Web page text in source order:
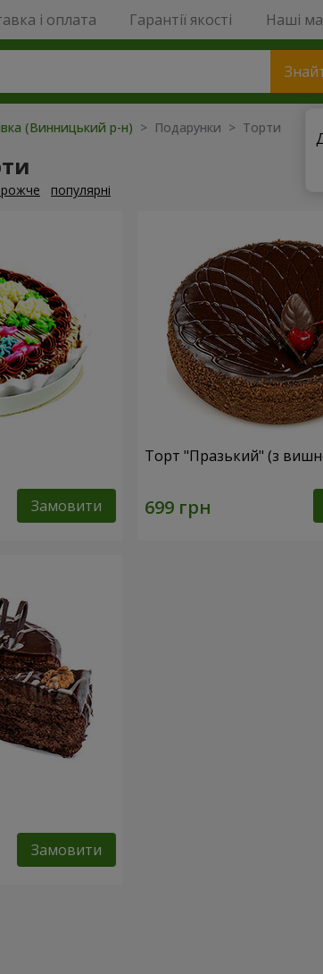
і оплата Гарантії якості Наші
(Винницький р-н) > Подарунки > Торти
популярні
Замовити
Торт "Празький" (з
Замовити